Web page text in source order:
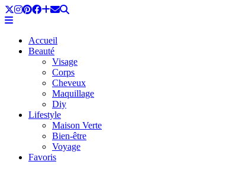
Accueil
Beauté
Visage
Corps
Cheveux
Maquillage
Diy
Lifestyle
Maison Verte
Bien-être
Voyage
Favoris